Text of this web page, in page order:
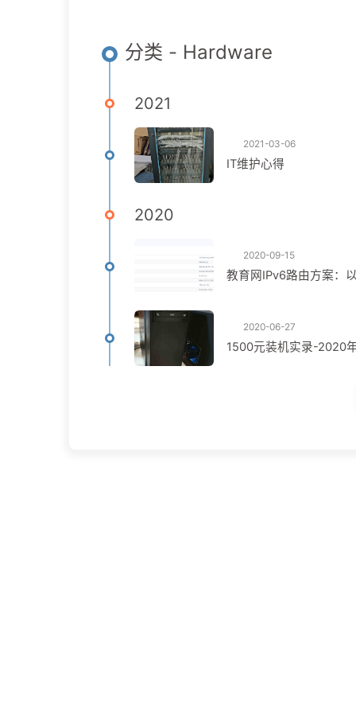
分类 - Hardware
2021
2021-03-06
IT维护心得
2020
2020-09-15
教育网IPv6路由方案：
2020-06-27
1500元装机实录-2020